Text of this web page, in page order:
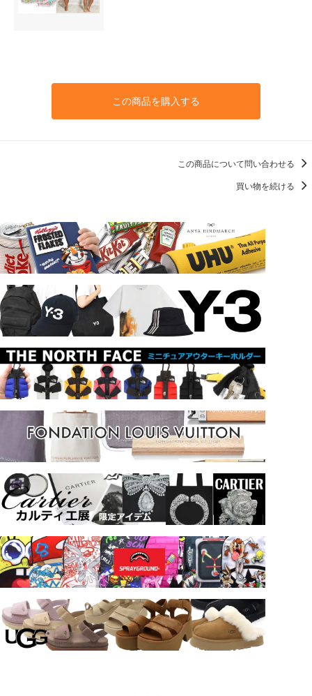
この商品を購入する
この商品について問い合わせる
買い物を続ける